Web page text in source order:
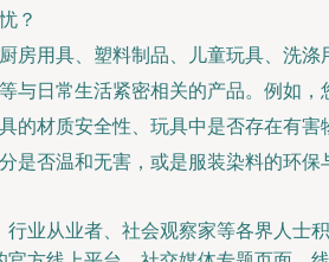
？
厨房用具、塑料制品、儿童玩具、洗涤
与日常生活紧密相关的产品。例如，
的材质安全性、玩具中是否存在有害
是否温和无害，或是服装染料的环保
业从业者、社会观察家等各界人士积